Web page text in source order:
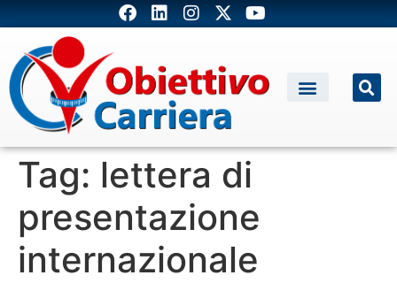
Tag: lettera di
presentazione
internazionale